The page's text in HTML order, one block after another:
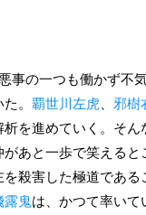
事の一つも働かず不
。 覇世川左虎 邪樹
析を進めていく。そ
あと一歩で笑える
殺害した極道であ
露鬼は、かつて率いて